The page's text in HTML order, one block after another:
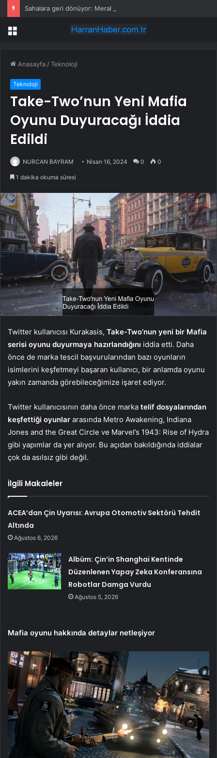
Menü
Anasayfa /Teknoloji
Teknoloji
Take-Two’nun Yeni Mafia
Oyunu Duyuracağı İddia
Edildi
NURCAN BAYRAM Nisan 16, 2024 0 0
1 dakika okuma süresi
Twitter kullanıcısı Kurakasis, Take-Two’nun yeni bir Mafia
serisi oyunu duyurmaya hazırlandığını iddia etti. Daha
önce de marka tescil başvurularından bazı oyunların
isimlerini keşfetmeyi başaran kullanıcı, bir anlamda oyunu
yakın zamanda görebileceğimize işaret ediyor.
Twitter kullanıcısının daha önce marka telif dosyalarından
keşfettiği oyunlar arasında Metro Awakening, Indiana
Jones and the Great Circle ve Marvel’s 1943: Rise of Hydra
gibi yapımlar da yer alıyor. Bu açıdan bakıldığında iddialar
çok da asılsız gibi değil.
İlgili Makaleler
ACEA’dan Çin Uyarısı: Avrupa Otomotiv Sektörü Tehdit
Altında
Ağustos 6, 2026
Albüm: Çin’in Shanghai Kentinde
Düzenlenen Yapay Zeka Konferansına
Robotlar Damga Vurdu
Ağustos 5, 2026
Mafia oyunu hakkında detaylar netleşiyor